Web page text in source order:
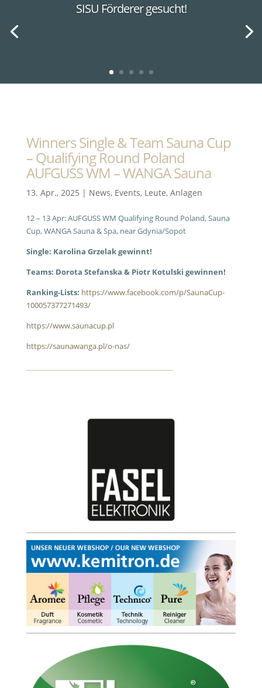
SISU Förderer gesucht!
Winners Single & Team Sauna Cup
– Qualifying Round Poland
AUFGUSS WM – WANGA Sauna
13. Apr., 2025 | News, Events, Leute, Anlagen
12 – 13 Apr: AUFGUSS WM Qualifying Round Poland, Sauna
Cup, WANGA Sauna & Spa, near Gdynia/Sopot
Single: Karolina Grzelak gewinnt!
Teams: Dorota Stefanska & Piotr Kotulski gewinnen!
Ranking-Lists: https://www.facebook.com/p/SaunaCup-
100057377271493/
https://www.saunacup.pl
https://saunawanga.pl/o-nas/